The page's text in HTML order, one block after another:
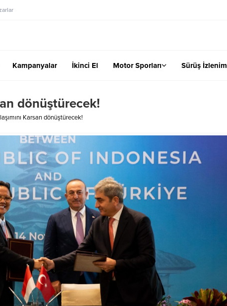
Kampanyalar İkinci El Motor Sporları Sürüş
dönüştürecek!
Karsan dönüştürecek!